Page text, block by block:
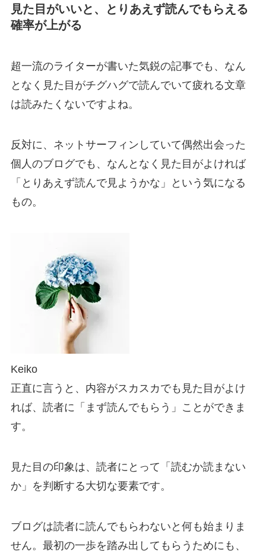
見た目がいいと、とりあえず読んでもらえる
確率が上がる
超一流のライターが書いた気鋭の記事でも、なん
となく見た目がチグハグで読んでいて疲れる文章
は読みたくないですよね。
反対に、ネットサーフィンしていて偶然出会った
個人のブログでも、なんとなく見た目がよければ
「とりあえず読んで見ようかな」という気になる
もの。
Keiko
正直に言うと、内容がスカスカでも見た目がよけ
れば、読者に「まず読んでもらう」ことができま
す。
見た目の印象は、読者にとって「読むか読まない
か」を判断する大切な要素です。
ブログは読者に読んでもらわないと何も始まりま
せん。最初の一歩を踏み出してもらうためにも、